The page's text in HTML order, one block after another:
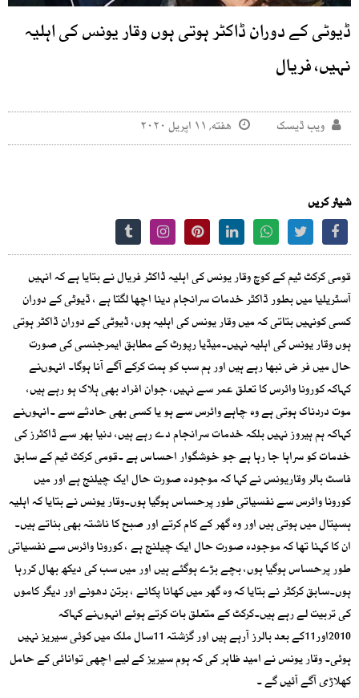
ڈیوٹی کے دوران ڈاکٹر ہوتی ہوں وقار یونس کی اہلیہ
نہیں، فریال
ویب ڈیسک هفته, ۱۱ اپریل ۲۰۲۰
شیئر کریں
قومی کرکٹ ٹیم کے کوچ وقار یونس کی اہلیہ ڈاکٹر فریال نے بتایا ہے کہ انہیں
آسٹریلیا میں بطور ڈاکٹر خدمات سرانجام دینا اچھا لگتا ہے ، ڈیوٹی کے دوران
کسی کونہیں بتاتی کہ میں وقار یونس کی اہلیہ ہوں، ڈیوٹی کے دوران ڈاکٹر ہوتی
ہوں وقار یونس کی اہلیہ نہیں۔میڈیا رپورٹ کے مطابق ایمرجنسی کی صورت
حال میں فر ض نبھا رہے ہیں اور ہم سب کو ہمت کرکے آگے آنا ہوگا۔ انہوںنے
کہاکہ کورونا وائرس کا تعلق عمر سے نہیں، جوان افراد بھی ہلاک ہو رہے ہیں،
موت دردناک ہوتی ہے وہ چاہے وائرس سے ہو یا کسی بھی حادثے سے ۔انہوںنے
کہاکہ ہم ہیروز نہیں بلکہ خدمات سرانجام دے رہے ہیں، دنیا بھر سے ڈاکٹرز کی
خدمات کو سراہا جا رہا ہے جو خوشگوار احساس ہے ۔قومی کرکٹ ٹیم کے سابق
فاسٹ بالر وقاریونس نے کہا کہ موجودہ صورت حال ایک چیلنج ہے اور میں
کورونا وائرس سے نفسیاتی طور پرحساس ہوگیا ہوں۔وقار یونس نے بتایا کہ اہلیہ
ہسپتال میں ہوتی ہیں اور وہ گھر کے کام کرتے اور صبح کا ناشتہ بھی بناتے ہیں۔
ان کا کہنا تھا کہ موجودہ صورت حال ایک چیلنج ہے ، کورونا وائرس سے نفسیاتی
طور پرحساس ہوگیا ہوں، بچے بڑے ہوگئے ہیں اور میں سب کی دیکھ بھال کررہا
ہوں۔سابق کرکٹر نے بتایا کہ وہ گھر میں کھانا پکانے ، برتن دھونے اور دیگر کاموں
کی تربیت لے رہے ہیں۔کرکٹ کے متعلق بات کرتے ہوئے انہوںنے کہاکہ
2010اور11کے بعد بالرز آرہے ہیں اور گزشتہ 11سال ملک میں کوئی سیریز نہیں
ہوئی۔ وقار یونس نے امید ظاہر کی کہ ہوم سیریز کے لیے اچھی توانائی کے حامل
کھلاڑی آگے آئیں گے ۔